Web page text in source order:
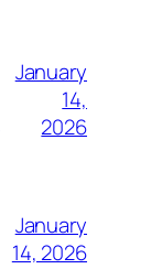
January
14,
2026
January
14, 2026